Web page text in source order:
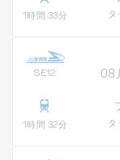
1時間 33分 タ
SE12
1時間 32分
08
タ